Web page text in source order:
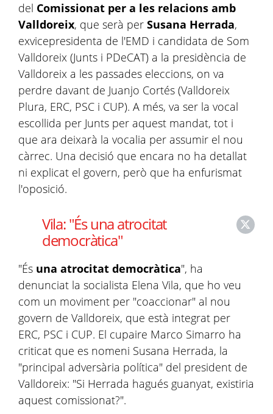
del Comissionat per a les relacions amb
Valldoreix, que serà per Susana Herrada,
exvicepresidenta de l'EMD i candidata de Som
Valldoreix (Junts i PDeCAT) a la presidència de
Valldoreix a les passades eleccions, on va
perdre davant de Juanjo Cortés (Valldoreix
Plura, ERC, PSC i CUP). A més, va ser la vocal
escollida per Junts per aquest mandat, tot i
que ara deixarà la vocalia per assumir el nou
càrrec. Una decisió que encara no ha detallat
ni explicat el govern, però que ha enfurismat
l'oposició.
Vila: "És una atrocitat
democràtica"
"És una atrocitat democràtica", ha
denunciat la socialista Elena Vila, que ho veu
com un moviment per "coaccionar" al nou
govern de Valldoreix, que està integrat per
ERC, PSC i CUP. El cupaire Marco Simarro ha
criticat que es nomeni Susana Herrada, la
"principal adversària política" del president de
Valldoreix: "Si Herrada hagués guanyat, existiria
aquest comissionat?".